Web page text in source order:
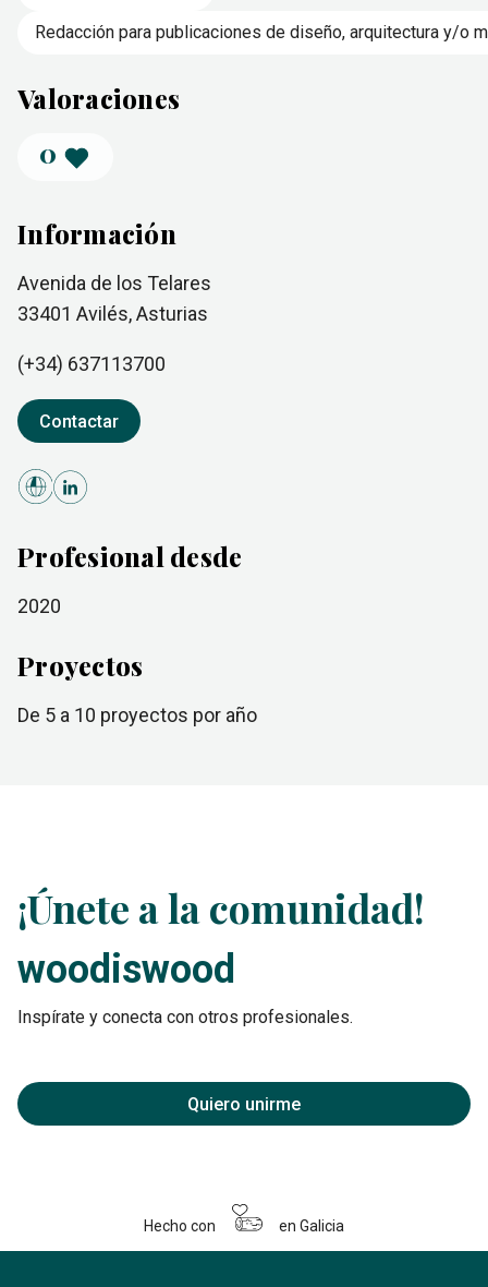
Redacción para publicaciones de diseño, arquitectura y/o
Valoraciones
0
Información
Avenida de los Telares
33401 Avilés, Asturias
(+34) 637113700
Contactar
Profesional desde
2020
Proyectos
de 5 a 10 proyectos por año
¡Únete a la comunidad!
woodiswood
Inspírate y conecta con otros profesionales.
Quiero unirme
Hecho con en Galicia